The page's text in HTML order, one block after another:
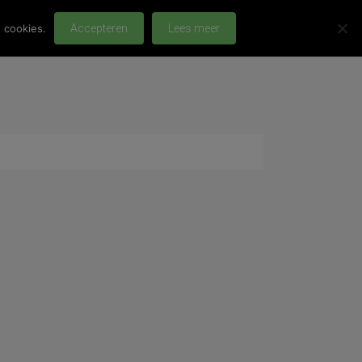
Accepteren Lees meer